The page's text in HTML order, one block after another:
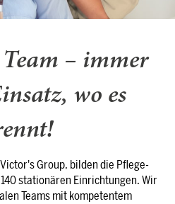
– immer
wo es
Group, bilden die Pflege-
stationären Einrichtungen. Wir
Teams mit kompetentem